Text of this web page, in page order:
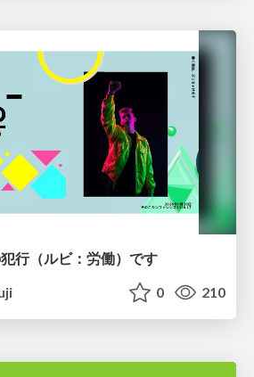
行（ルビ：労働）です
0 210